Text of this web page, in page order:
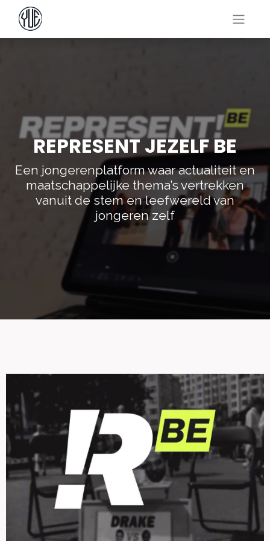
REPRESENT JEZELF BE
Een jongerenplatform waar actualiteit en
maatschappelijke thema’s vertrekken
vanuit de stem en leefwereld van
jongeren zelf